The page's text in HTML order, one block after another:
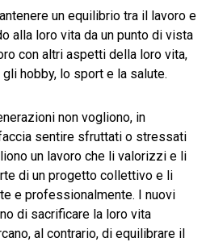
un equilibrio tra il lavoro e
alla loro vita da un punto di vista
con altri aspetti della loro vita,
hobby, lo sport e la salute.
non vogliono, in
sentire sfruttati o stressati
un lavoro che li valorizzi e li
di un progetto collettivo e li
e professionalmente. I nuovi
di sacrificare la loro vita
al contrario, di equilibrare il